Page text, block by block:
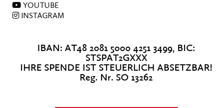
YOUTUBE
INSTAGRAM
IBAN: AT48 2081 5000 4251 3499, BIC:
STSPAT2GXXX
IHRE SPENDE IST STEUERLICH ABSETZBAR!
Reg. Nr. SO 13262